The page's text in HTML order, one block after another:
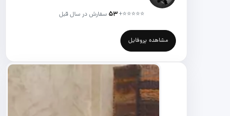
⭐⭐⭐⭐⭐
+۵۳سفارش در سال قبل
مشاهده پروفایل